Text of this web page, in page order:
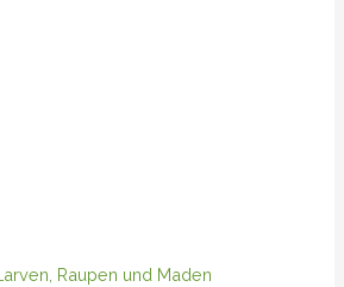
Raupen und Maden